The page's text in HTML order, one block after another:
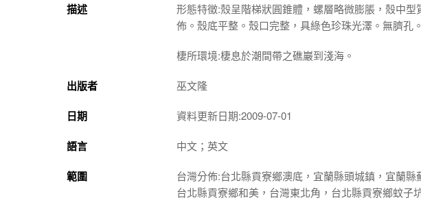
描述
形態特徵:殼呈階梯狀圓錐體，螺層略微膨脹，殼中
佈。殼底平整。殼口完整，具綠色珍珠光澤。無臍孔
棲所環境:棲息於潮間帶之礁巖到淺海。
出版者 巫文隆
日期 資料更新日期:2009-07-01
語言 中文；英文
範圍
台灣分佈:台北縣貢寮鄉澳底，宜蘭縣頭城鎮，宜蘭
台北縣貢寮鄉和美，台灣東北角，台北縣貢寮鄉蚊子